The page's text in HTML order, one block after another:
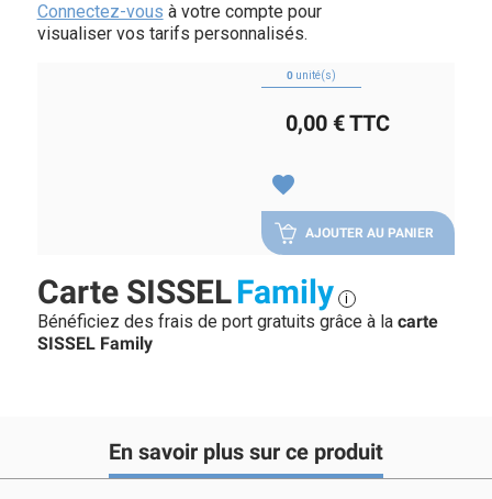
Connectez-vous à votre compte pour
visualiser vos tarifs personnalisés.
0 unité(s)
0,00 €TTC
favorite
AJOUTER AU PANIER
Carte SISSELFamily i
Bénéficiez des frais de port gratuits grâce à la carte
SISSEL Family
En savoir plus sur ce produit